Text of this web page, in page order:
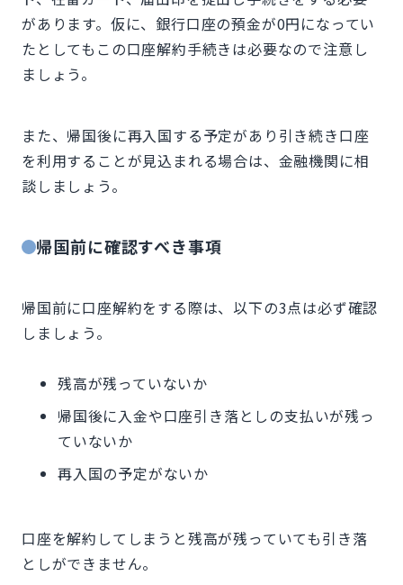
があります。仮に、銀行口座の預金が0円になってい
たとしてもこの口座解約手続きは必要なので注意し
ましょう。
また、帰国後に再入国する予定があり引き続き口座
を利用することが見込まれる場合は、金融機関に相
談しましょう。
帰国前に確認すべき事項
帰国前に口座解約をする際は、以下の3点は必ず確認
しましょう。
残高が残っていないか
帰国後に入金や口座引き落としの支払いが残っ
ていないか
再入国の予定がないか
口座を解約してしまうと残高が残っていても引き落
としができません。